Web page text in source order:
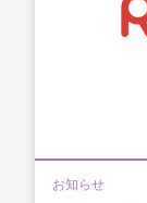
お知らせ